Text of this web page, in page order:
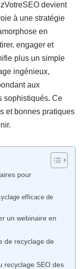
devient
à une stratégie
en
engager et
plus un simple
ingénieux,
aux
sophistiqués. Ce
et bonnes pratiques
pour
efficace de
un webinaire en
de recyclage de
recyclage SEO des